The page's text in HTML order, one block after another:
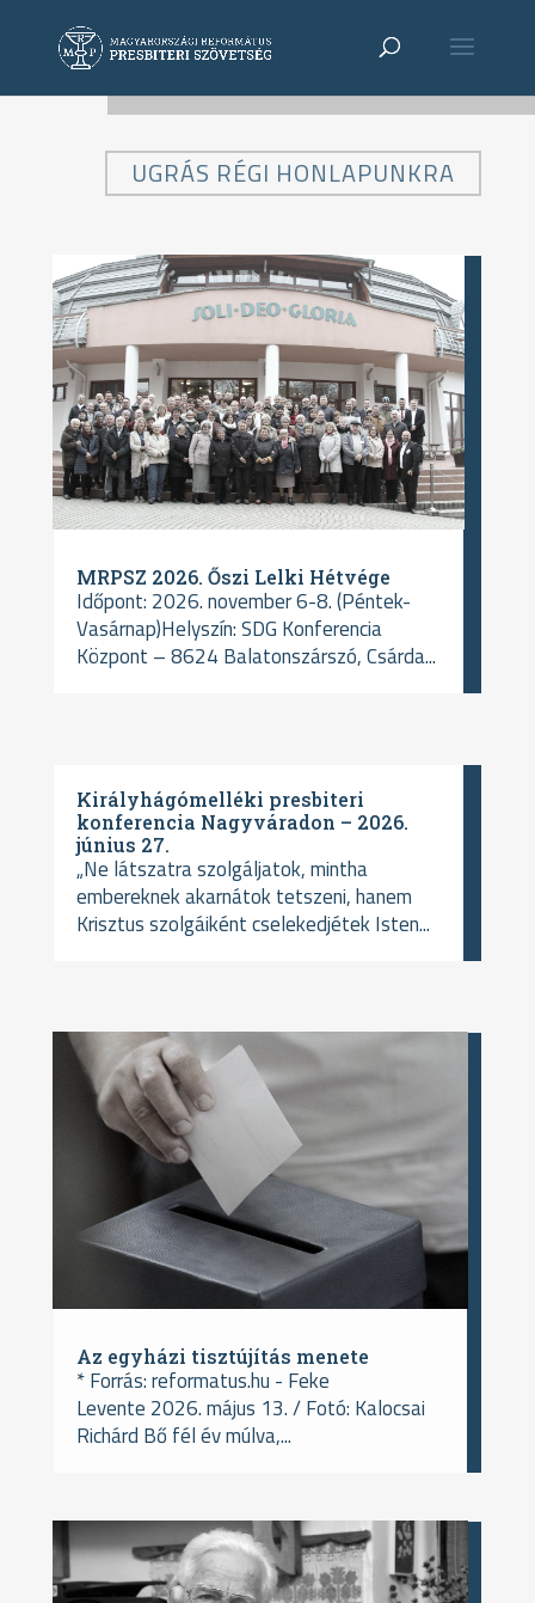
UGRÁS RÉGI HONLAPUNKRA
MRPSZ 2026. Őszi Lelki Hétvége
Időpont: 2026. november 6-8. (Péntek-
Vasárnap)Helyszín: SDG Konferencia
Központ – 8624 Balatonszárszó, Csárda...
Királyhágómelléki presbiteri
konferencia Nagyváradon – 2026.
június 27.
„Ne látszatra szolgáljatok, mintha
embereknek akarnátok tetszeni, hanem
Krisztus szolgáiként cselekedjétek Isten...
Az egyházi tisztújítás menete
* Forrás: reformatus.hu - Feke
Levente 2026. május 13. / Fotó: Kalocsai
Richárd Bő fél év múlva,...